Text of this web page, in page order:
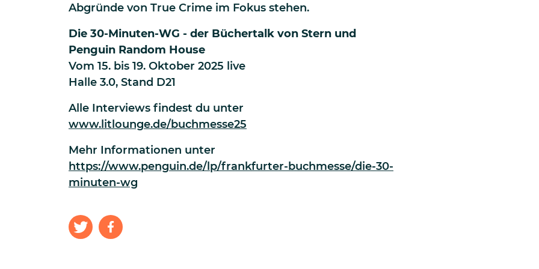
Abgründe von True Crime im Fokus stehen.
Die 30-Minuten-WG - der Büchertalk von Stern und
Penguin Random House
Vom 15. bis 19. Oktober 2025 live
Halle 3.0, Stand D21
Alle Interviews findest du unter
www.litlounge.de/buchmesse25
Mehr Informationen unter
https://www.penguin.de/lp/frankfurter-buchmesse/die-30-
minuten-wg